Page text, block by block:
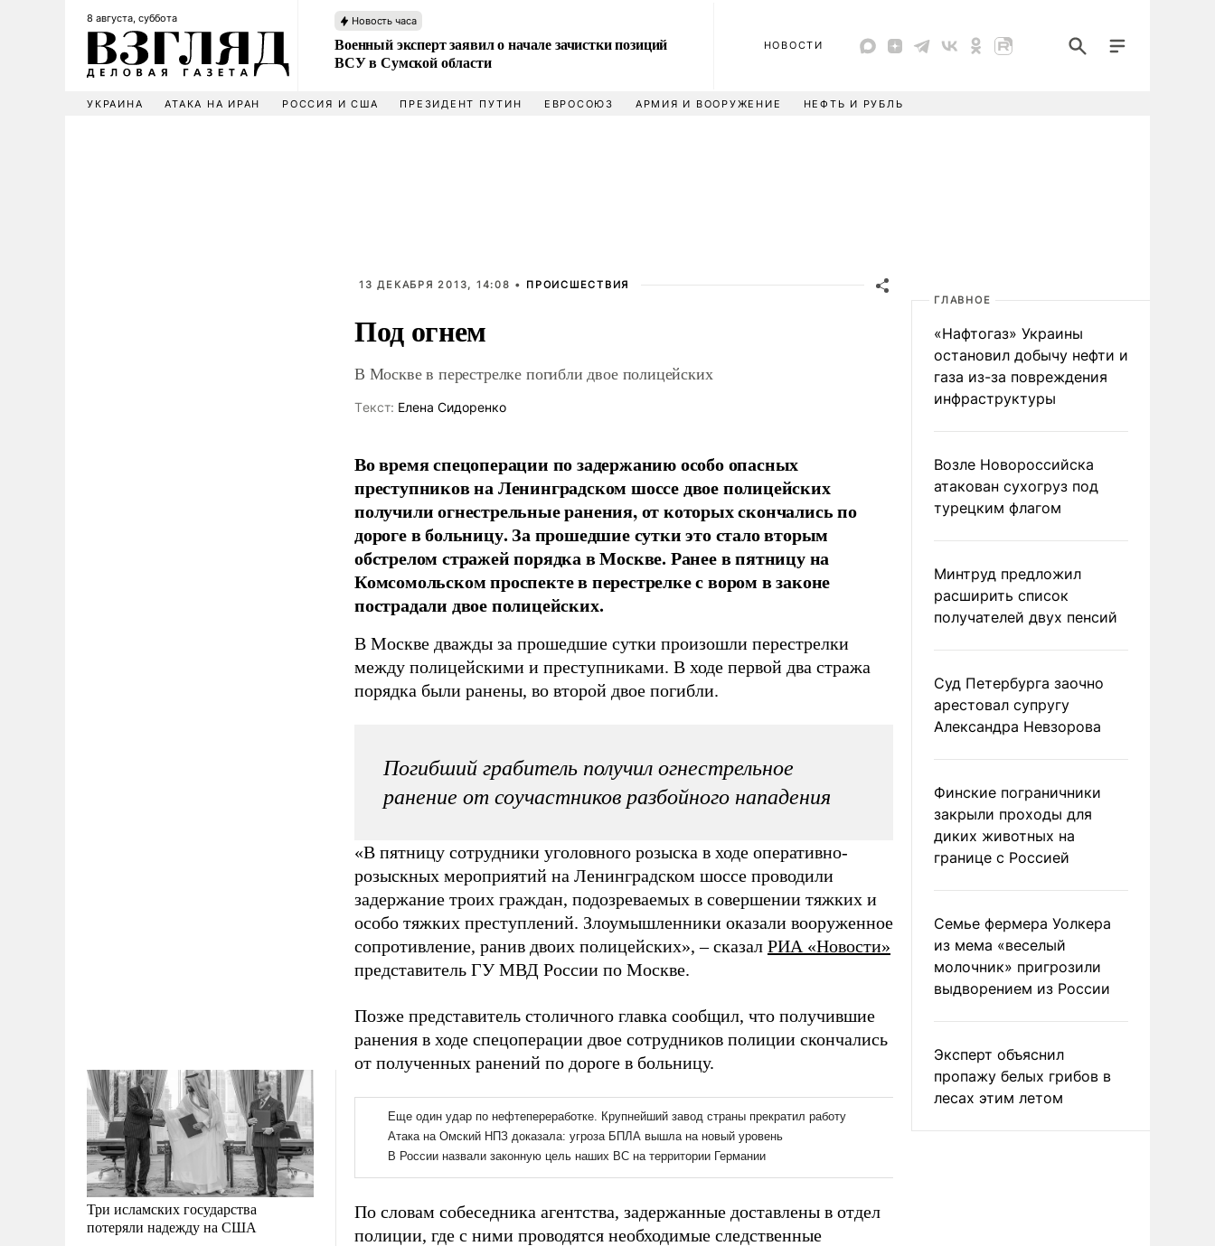
8 августа, суббота Новость часа
Военный эксперт заявил о начале зачистки позиций
ВСУ в Сумской области
НОВОСТИ
УКРАИНА АТАКА НА ИРАН РОССИЯ И США ПРЕЗИДЕНТ ПУТИН ЕВРОСОЮЗ АРМИЯ И ВООРУЖЕНИЕ НЕФТЬ И РУБЛЬ
Три исламских государства
потеряли надежду на США
13 ДЕКАБРЯ 2013, 14:08 • ПРОИСШЕСТВИЯ
Под огнем
В Москве в перестрелке погибли двое полицейских
Tекст: Елена Сидоренко
Во время спецоперации по задержанию особо опасных
преступников на Ленинградском шоссе двое полицейских
получили огнестрельные ранения, от которых скончались по
дороге в больницу. За прошедшие сутки это стало вторым
обстрелом стражей порядка в Москве. Ранее в пятницу на
Комсомольском проспекте в перестрелке с вором в законе
пострадали двое полицейских.
В Москве дважды за прошедшие сутки произошли перестрелки
между полицейскими и преступниками. В ходе первой два стража
порядка были ранены, во второй двое погибли.
Погибший грабитель получил огнестрельное
ранение от соучастников разбойного нападения
«В пятницу сотрудники уголовного розыска в ходе оперативно-
розыскных мероприятий на Ленинградском шоссе проводили
задержание троих граждан, подозреваемых в совершении тяжких и
особо тяжких преступлений. Злоумышленники оказали вооруженное
сопротивление, ранив двоих полицейских», – сказал РИА «Новости»
представитель ГУ МВД России по Москве.
Позже представитель столичного главка сообщил, что получившие
ранения в ходе спецоперации двое сотрудников полиции скончались
от полученных ранений по дороге в больницу.
По словам собеседника агентства, задержанные доставлены в отдел
полиции, где с ними проводятся необходимые следственные
ГЛАВНОЕ
«Нафтогаз» Украины
остановил добычу нефти и
газа из-за повреждения
инфраструктуры
Возле Новороссийска
атакован сухогруз под
турецким флагом
Минтруд предложил
расширить список
получателей двух пенсий
Суд Петербурга заочно
арестовал супругу
Александра Невзорова
Финские пограничники
закрыли проходы для
диких животных на
границе с Россией
Семье фермера Уолкера
из мема «веселый
молочник» пригрозили
выдворением из России
Эксперт объяснил
пропажу белых грибов в
лесах этим летом